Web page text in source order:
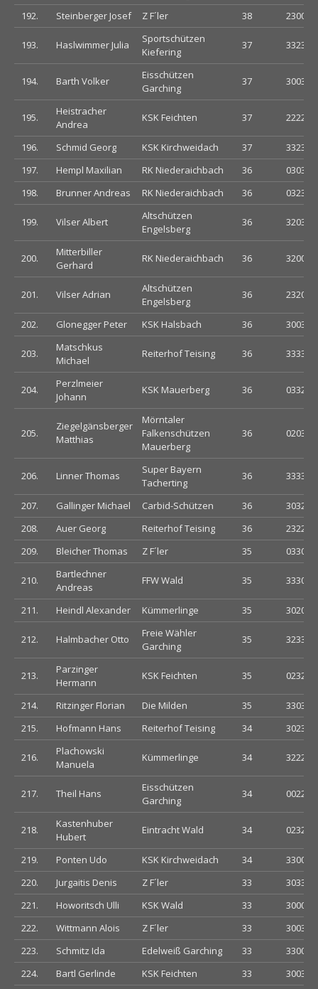
192. Steinberger Josef Z F´ler 38
193. Haslwimmer Julia
Sportschützen
Kiefering
37
194. Barth Volker
Eisschützen
Garching
37
195.
Heistracher
Andrea
KSK Feichten 37
196. Schmid Georg KSK Kirchweidach 37
197.
Hempl Maxilian RK Niederaichbach 36
198.
Brunner Andreas RK Niederaichbach 36
199. Vilser Albert
Altschützen
Engelsberg
36
200.
Mitterbiller
Gerhard
RK Niederaichbach 36
201. Vilser Adrian
Altschützen
Engelsberg
36
202. Glonegger Peter KSK Halsbach 36
203.
Matschkus
Michael
Reiterhof Teising 36
204.
Perzlmeier
Johann
KSK Mauerberg 36
205.
Ziegelgänsberger
Matthias
Mörntaler
Falkenschützen
Mauerberg
36
206. Linner Thomas
Super Bayern
Tacherting
36
207. Gallinger Michael Carbid-Schützen 36
208.
Auer Georg Reiterhof Teising 36
209.
Bleicher Thomas Z F´ler 35
210.
Bartlechner
Andreas
FFW Wald 35
211. Heindl Alexander Kümmerlinge 35
212. Halmbacher Otto
Freie Wähler
Garching
35
213.
Parzinger
Hermann
KSK Feichten 35
214. Ritzinger Florian Die Milden 35
215.
Hofmann Hans Reiterhof Teising 34
216.
Plachowski
Manuela
Kümmerlinge 34
217. Theil Hans
Eisschützen
Garching
34
218.
Kastenhuber
Hubert
Eintracht Wald 34
219. Ponten Udo KSK Kirchweidach 34
220.
Jurgaitis Denis Z F´ler 33
221.
Howoritsch Ulli KSK Wald 33
222.
Wittmann Alois Z F´ler 33
223.
Schmitz Ida Edelweiß Garching 33
224.
Bartl Gerlinde KSK Feichten 33